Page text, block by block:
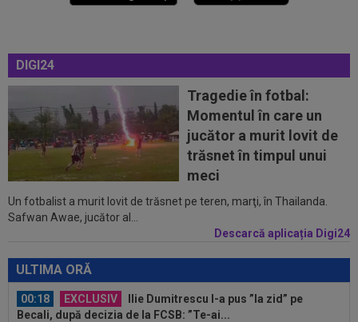
DIGI24
Tragedie în fotbal:
Momentul în care un
jucător a murit lovit de
trăsnet în timpul unui
meci
Un fotbalist a murit lovit de trăsnet pe teren, marţi, în Thailanda.
Safwan Awae, jucător al...
Descarcă aplicația Digi24
ULTIMA ORĂ
Surpriza serii în Europa: rezultat ”strălucitor”
23:53 FOTO
I-a lăsat ”mască”! Ce a făcut Vinicius
Junior, imediat după negocierile cu Real...
23:52 EXCLUSIV
Ilie Dumitrescu a numit cel mai
bun atacant din SuperLiga României
23:51
Surpriza din preliminariile Champions League
le-a rupt seria de victorii...
00:22 EXCLUSIV Dan Petrescu s-a decis
00:18 EXCLUSIV
Ilie Dumitrescu l-a pus ”la zid” pe
Becali, după decizia de la FCSB: ”Te-ai...